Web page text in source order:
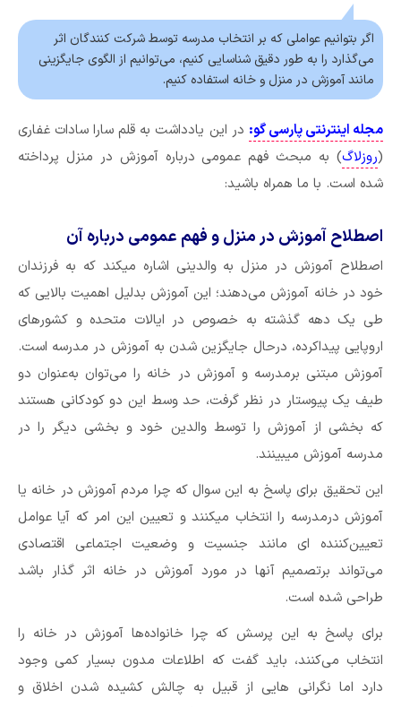
اگر بتوانیم عواملی که بر انتخاب مدرسه توسط شرکت کنندگان اثر
می‌گذارد را به طور دقیق شناسایی کنیم، می‌توانیم از الگوی جایگزینی
مانند آموزش در منزل و خانه استفاده کنیم.
مجله اینترنتی پارسی گو: در این یادداشت به قلم سارا سادات غفاری
(روزلاگ) به مبحث فهم عمومی درباره آموزش در منزل پرداخته
شده است. با ما همراه باشید:
اصطلاح آموزش در منزل و فهم عمومی درباره آن
اصطلاح آموزش در منزل به والدینی اشاره میکند که به فرزندان
خود در خانه آموزش می‌دهند؛ این آموزش بدلیل اهمیت بالایی که
طی یک دهه گذشته به خصوص در ایالات متحده و کشورهای
اروپایی پیداکرده، درحال جایگزین شدن به آموزش در مدرسه است.
آموزش مبتنی برمدرسه و آموزش در خانه را می‌توان به‌عنوان دو
طیف یک پیوستار در نظر گرفت، حد وسط این دو کودکانی هستند
که بخشی از آموزش را توسط والدین خود و بخشی دیگر را در
مدرسه آموزش میبینند.
این تحقیق برای پاسخ به این سوال که چرا مردم آموزش در خانه یا
آموزش درمدرسه را انتخاب میکنند و تعیین این امر که آیا عوامل
تعیین‌کننده ای مانند جنسیت و وضعیت اجتماعی اقتصادی
می‌تواند برتصمیم آنها در مورد آموزش در خانه اثر گذار باشد
طراحی شده است.
برای پاسخ به این پرسش که چرا خانواده‌ها آموزش در خانه را
انتخاب می‌کنند، باید گفت که اطلاعات مدون بسیار کمی وجود
دارد اما نگرانی هایی از قبیل به چالش کشیده شدن اخلاق و